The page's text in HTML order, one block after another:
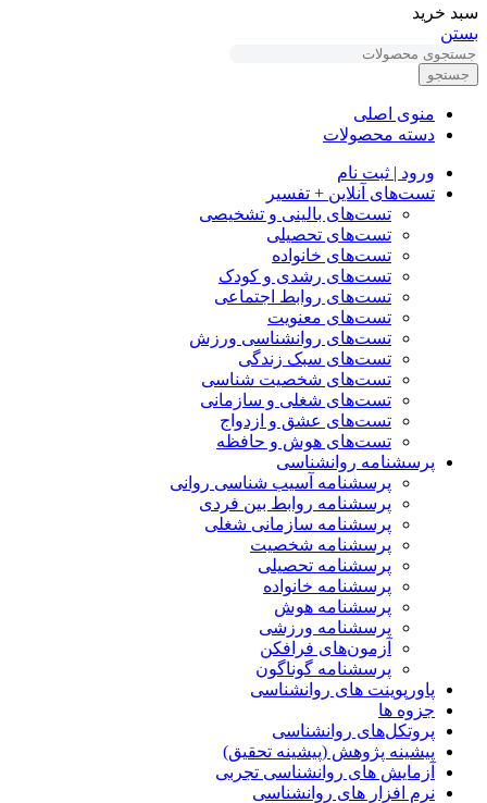
سبد خرید
بستن
جستجو
منوی اصلی
دسته محصولات
ورود | ثبت نام
تست‌های آنلاین + تفسیر
تست‌های بالینی و تشخیصی
تست‌های تحصیلی
تست‌های خانواده
تست‌های رشدی و کودک
تست‌های روابط اجتماعی
تست‌های معنویت
تست‌های روانشناسی ورزش
تست‌های سبک زندگی
تست‌های شخصیت شناسی
تست‌های شغلی و سازمانی
تست‌های عشق و ازدواج
تست‌های هوش و حافظه
پرسشنامه روانشناسی
پرسشنامه آسیب شناسی روانی
پرسشنامه روابط بین فردی
پرسشنامه سازمانی شغلی
پرسشنامه شخصیت
پرسشنامه تحصیلی
پرسشنامه خانواده
پرسشنامه هوش
پرسشنامه ورزشی
آزمون‌های فرافکن
پرسشنامه گوناگون
پاورپوینت های روانشناسی
جزوه ها
پروتکل‌های روانشناسی
پیشینه پژوهش (پیشینه تحقیق)
آزمایش های روانشناسی تجربی
نرم افزار های روانشناسی